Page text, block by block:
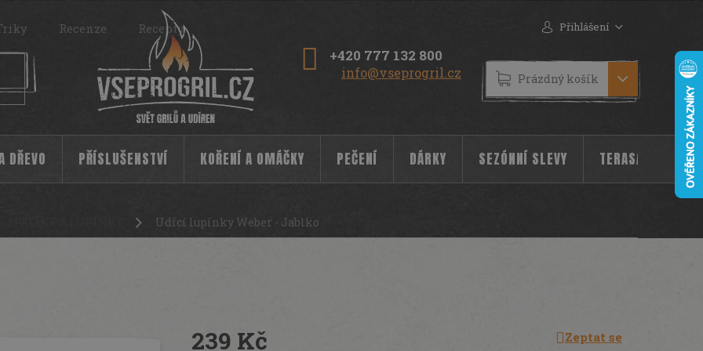
+420 777 132 800
info@vseprogril.cz
Recenze Recepty Přihlášení
NÁKUPNÍ
KOŠÍK
Prázdný košík
DŘEVO PŘÍSLUŠENSTVÍ KOŘENÍ A OMÁČKY PEČENÍ DÁRKY SEZÓNNÍ SLEVY TERASA
Udící lupínky Weber - Jablko
239 Kč Zeptat se